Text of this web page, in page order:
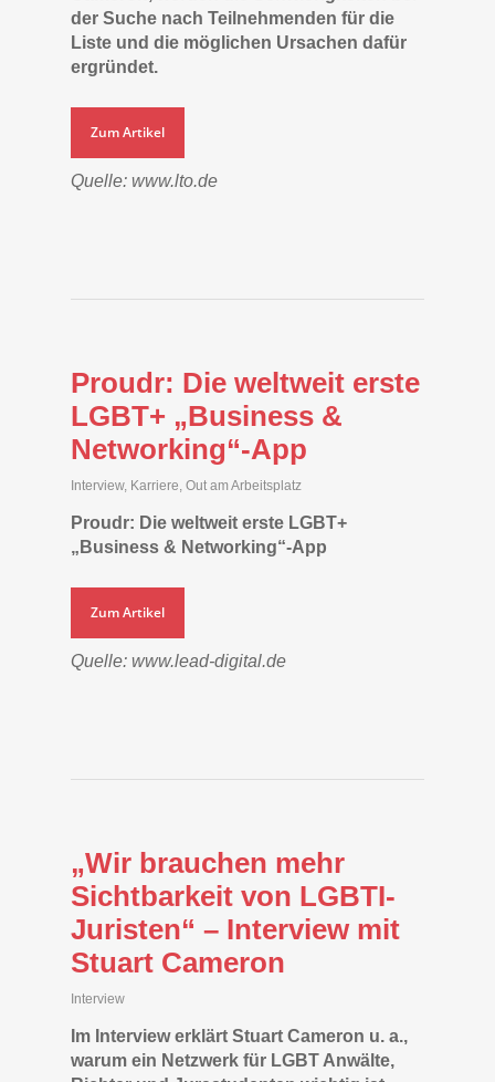
der Suche nach Teilnehmenden für die
Liste und die möglichen Ursachen dafür
ergründet.
Zum Artikel
Quelle: www.lto.de
Proudr: Die weltweit erste
LGBT+ „Business &
Networking“-App
Interview, Karriere, Out am Arbeitsplatz
Proudr: Die weltweit erste LGBT+
„Business & Networking“-App
Zum Artikel
Quelle: www.lead-digital.de
„Wir brauchen mehr
Sichtbarkeit von LGBTI-
Juristen“ – Interview mit
Stuart Cameron
Interview
Im Interview erklärt Stuart Cameron u. a.,
warum ein Netzwerk für LGBT Anwälte,